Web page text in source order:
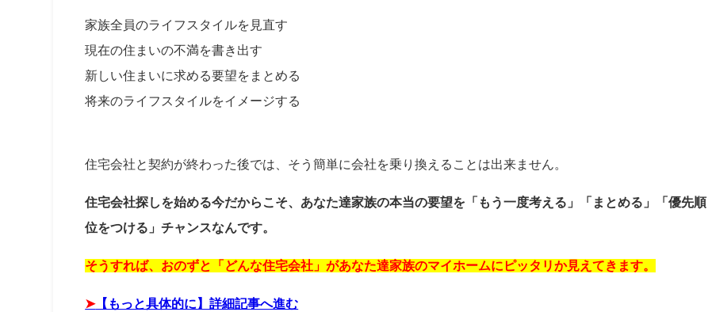
家族全員のライフスタイルを見直す
現在の住まいの不満を書き出す
新しい住まいに求める要望をまとめる
将来のライフスタイルをイメージする
住宅会社と契約が終わった後では、そう簡単に会社を乗り換えることは出来ません。
住宅会社探しを始める今だからこそ、あなた達家族の本当の要望を「もう一度考える」「まとめる」「優先順
位をつける」チャンスなんです。
そうすれば、おのずと「どんな住宅会社」があなた達家族のマイホームにピッタリか見えてきます。
➤【もっと具体的に】詳細記事へ進む